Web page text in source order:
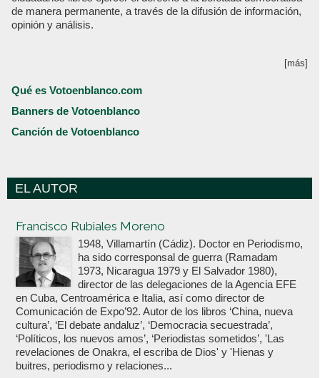
de manera permanente, a través de la difusión de información,
opinión y análisis.
[más]
Qué es Votoenblanco.com
Banners de Votoenblanco
Canción de Votoenblanco
EL AUTOR
Francisco Rubiales Moreno
1948, Villamartín (Cádiz). Doctor en Periodismo,
ha sido corresponsal de guerra (Ramadam
1973, Nicaragua 1979 y El Salvador 1980),
director de las delegaciones de la Agencia EFE
en Cuba, Centroamérica e Italia, así como director de
Comunicación de Expo’92. Autor de los libros ‘China, nueva
cultura’, ‘El debate andaluz’, ‘Democracia secuestrada’,
‘Políticos, los nuevos amos’, ‘Periodistas sometidos’, 'Las
revelaciones de Onakra, el escriba de Dios' y 'Hienas y
buitres, periodismo y relaciones...